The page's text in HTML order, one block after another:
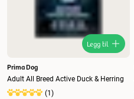
Legg til
Prima Dog
Adult All Breed Active Duck & Herring
(1)